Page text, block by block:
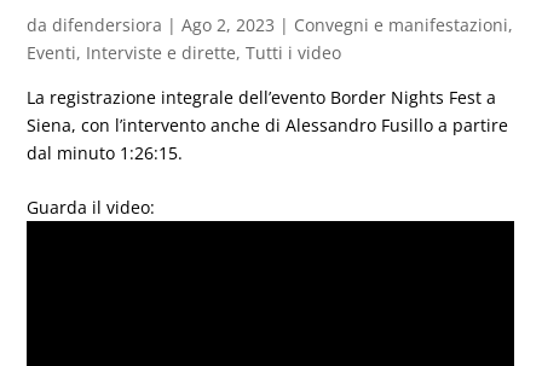
dadifendersiora |Ago 2, 2023 | Convegni e manifestazioni,
Eventi, Interviste e dirette,Tutti i video
La registrazione integrale dell’evento Border Nights Fest a
Siena, con l’intervento anche di Alessandro Fusillo a partire
dal minuto 1:26:15.
Guarda il video: